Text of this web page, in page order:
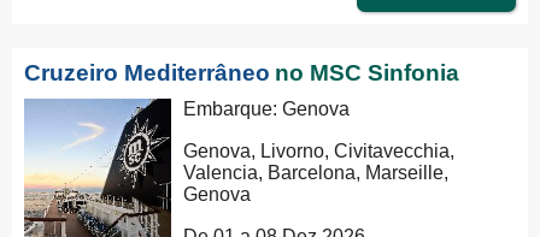
Cruzeiro Mediterrâneo no MSC Sinfonia
Embarque: Genova
Genova, Livorno, Civitavecchia,
Valencia, Barcelona, Marseille,
Genova